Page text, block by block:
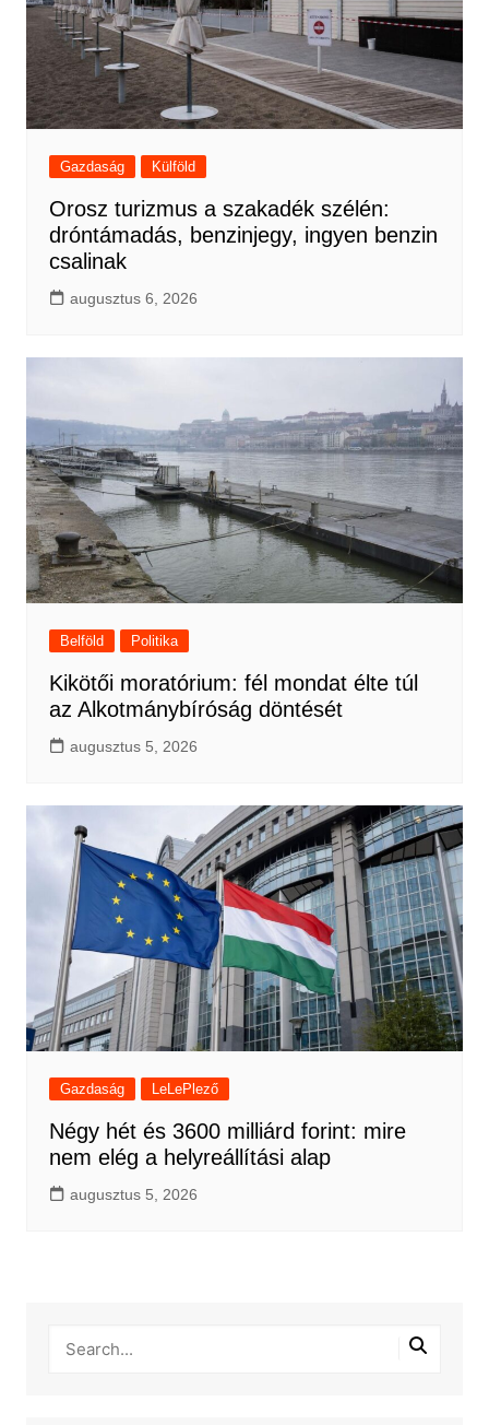
Gazdaság Külföld
Orosz turizmus a szakadék szélén:
dróntámadás, benzinjegy, ingyen benzin
csalinak
augusztus 6, 2026
Belföld Politika
Kikötői moratórium: fél mondat élte túl
az Alkotmánybíróság döntését
augusztus 5, 2026
Gazdaság LeLePlező
Négy hét és 3600 milliárd forint: mire
nem elég a helyreállítási alap
augusztus 5, 2026